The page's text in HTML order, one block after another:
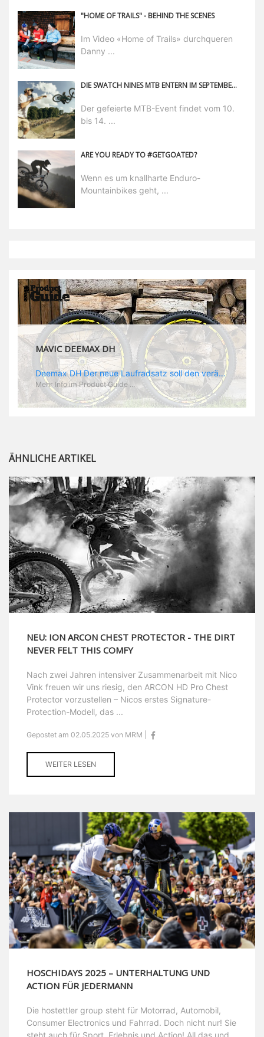
"HOME OF TRAILS" - BEHIND THE SCENES
Im Video «Home of Trails» durchqueren
Danny ...
DIE SWATCH NINES MTB ENTERN IM SEPTEMBER 2024 DIE BIKE REPUBLIC SÖLDEN
Der gefeierte MTB-Event findet vom 10.
bis 14. ...
ARE YOU READY TO #GETGOATED?
Wenn es um knallharte Enduro-
Mountainbikes geht, ...
MAVIC DEEMAX DH
Deemax DH Der neue Laufradsatz soll den veränderten Ansprüchen im Downhill Einsatz gerecht werden: die Geschwindigkeiten werden immer höher, die Kräfte, die aufs Material wirken ebenfalls. Damit steigen natürlich auch die Ansprüche der Fahrer ans Material. Das einzige, was eventuell niedriger wird, ist der Reifendruck. Somit ergibt sich der Anforderungskatalog an das Deemax-Update. Hier ist das Ergebnis: - der Laufradsatz bekam eine neue Felge mit 28 mm Innenbreite. Laut Scott Sharples ist das der beste Kompromiss aus Stabilität, Gewicht und Steifigkeit, vor allem aber passt diese Breite am besten zu den Reifen, die aktuell auf dem Markt sind und im Renneinsatz gefahren werden. Es gehe auch breite und schmaler, 28 mm hätten sich aber im Test als Optimum herausgestellt. - mit einem 4D-Fertigungsprozess wurde die Materialverteilung optimiert: Stabilität dort, wo sie erforderlich ist, Gewichtsersparnis da, wo es Sinn macht. Somit gibt Mavic eine GGewichtsersparnis von 15 % an, ohne an Stabilität einzubüßen - neue, ultraleichte „double butted“ Speichen und ein super effizienter Freilauf - Mavics bewährtes UST System für perfekte Kompatibilität mit Tubeless Reifen - Gewicht (Laufradset): 1944 g)
Mehr Info im Product Guide ...
ÄHNLICHE ARTIKEL
NEU: ION ARCON CHEST PROTECTOR - THE DIRT
NEVER FELT THIS COMFY
Nach zwei Jahren intensiver Zusammenarbeit mit Nico
Vink freuen wir uns riesig, den ARCON HD Pro Chest
Protector vorzustellen – Nicos erstes Signature-
Protection-Modell, das ...
Gepostet am 02.05.2025 von MRM |
WEITER LESEN
HOSCHIDAYS 2025 – UNTERHALTUNG UND
ACTION FÜR JEDERMANN
Die hostettler group steht für Motorrad, Automobil,
Consumer Electronics und Fahrrad. Doch nicht nur! Sie